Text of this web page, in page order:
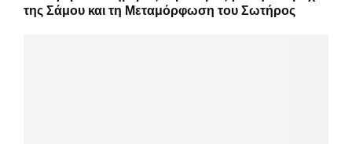
της Σάμου και τη Μεταμόρφωση του Σωτήρος